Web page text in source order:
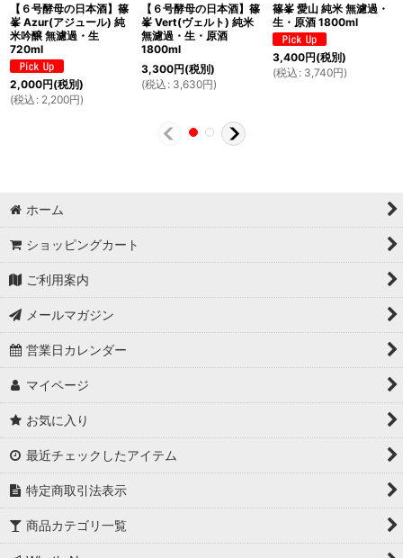
【６号酵母の日本酒】篠
峯 Azur(アジュール) 純
米吟醸 無濾過・生
720ml
2,000円(税別)
(税込 : 2,200円)
【６号酵母の日本酒】篠
峯 Vert(ヴェルト) 純米
無濾過・生・原酒
1800ml
3,300円(税別)
(税込 : 3,630円)
篠峯 愛山 純米 無濾過・
生・原酒 1800ml
3,400円(税別)
(税込 : 3,740円)
ホーム
ショッピングカート
ご利用案内
メールマガジン
営業日カレンダー
マイページ
お気に入り
最近チェックしたアイテム
特定商取引法表示
商品カテゴリ一覧